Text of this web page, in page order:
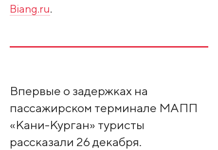
Biang.ru.
Впервые о задержках на
пассажирском терминале МАПП
«Кани-Курган» туристы
рассказали 26 декабря.